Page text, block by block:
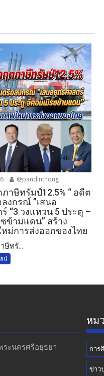
@pandinthong
าษีทรัมป์12.5% “ อดีต
งกรณ์ ”เสนอ
“3 วงแหวน 5 ประตู –
ข้ามแดน” สร้าง
ม่การส่งออกของไทย
ษีทรั...
น์
ระนครศรีอยุธยา​
หม
การ
ข่าว